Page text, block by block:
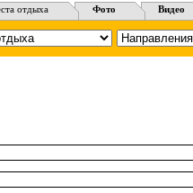
отдыха Фото Видео